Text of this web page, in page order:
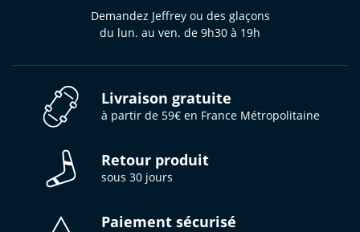
Demandez Jeffrey ou des glaçons
du lun. au ven. de 9h30 à 19h
Livraison gratuite
à partir de 59€ en France Métropolitaine
Retour produit
sous 30 jours
Paiement sécurisé